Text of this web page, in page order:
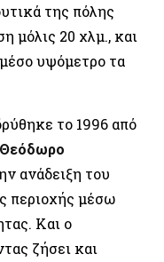
της πόλης
μόλις 20 χλμ., και
υψόμετρο τα
το 1996 από
Θεόδωρο
ανάδειξη του
περιοχής μέσω
Και ο
ζήσει και